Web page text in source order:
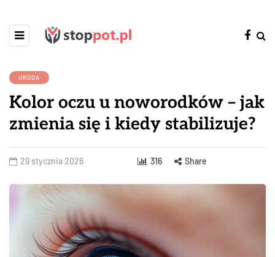
URODA
Kolor oczu u noworodków – jak
zmienia się i kiedy stabilizuje?
29 stycznia 2026 316 Share